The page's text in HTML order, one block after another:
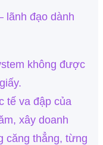
lãnh đạo dành
không được
tế va đập của
xây doanh
căng thẳng, từng